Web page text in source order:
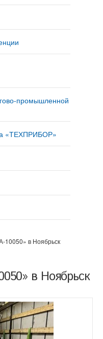
промышленной
«ТЕХПРИБОР»
в Ноябрьск
в Ноябрьск